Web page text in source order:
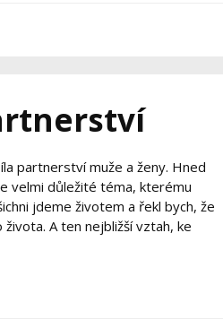
partnerství muže a ženy. Hned
velmi důležité téma, kterému
jdeme životem a řekl bych, že
A ten nejbližší vztah, ke